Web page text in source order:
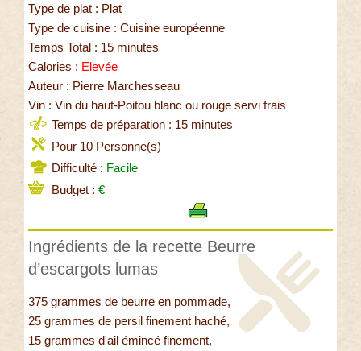
Type de plat : Plat
Type de cuisine : Cuisine européenne
Temps Total : 15 minutes
Calories : Elevée
Auteur : Pierre Marchesseau
Vin : Vin du haut-Poitou blanc ou rouge servi frais
Temps de préparation : 15 minutes
Pour 10 Personne(s)
Difficulté : Facile
Budget : €
Ingrédients de la recette Beurre
d’escargots lumas
375 grammes de beurre en pommade,
25 grammes de persil finement haché,
15 grammes d'ail émincé finement,